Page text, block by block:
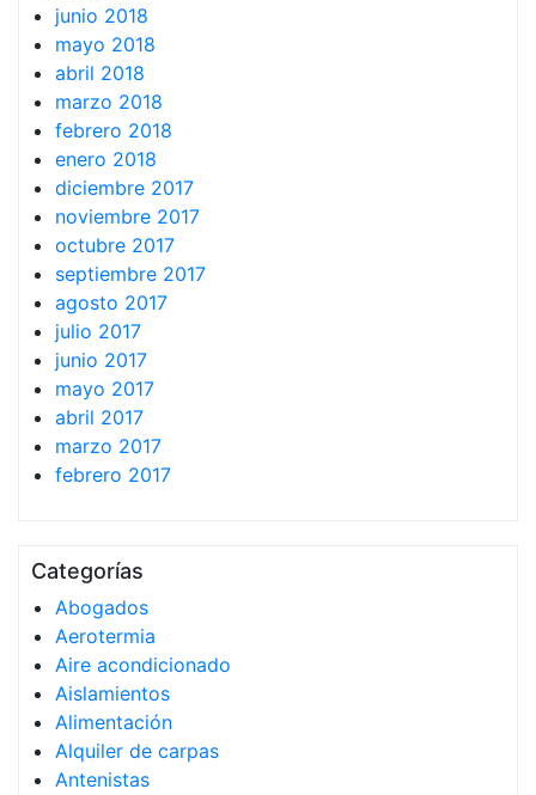
junio 2018
mayo 2018
abril 2018
marzo 2018
febrero 2018
enero 2018
diciembre 2017
noviembre 2017
octubre 2017
septiembre 2017
agosto 2017
julio 2017
junio 2017
mayo 2017
abril 2017
marzo 2017
febrero 2017
Categorías
Abogados
Aerotermia
Aire acondicionado
Aislamientos
Alimentación
Alquiler de carpas
Antenistas